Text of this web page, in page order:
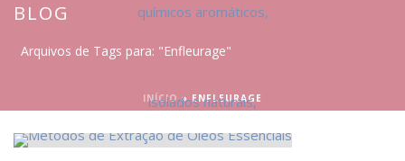
BLOG
Arquivos de Tags para: "Enfleurage"
INÍCIO»ENFLEURAGE